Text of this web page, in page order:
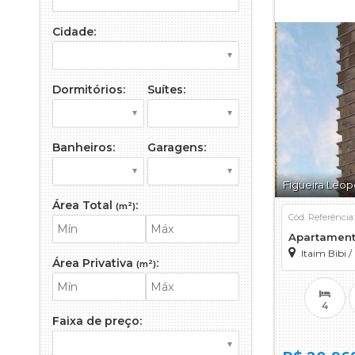
Figueira
Itaim Bibi /
Cód.
4
Cidade:
Dormitórios: Suítes:
Banheiros: Garagens:
Área Total (m²):
Área Privativa (m²):
Faixa de preço: